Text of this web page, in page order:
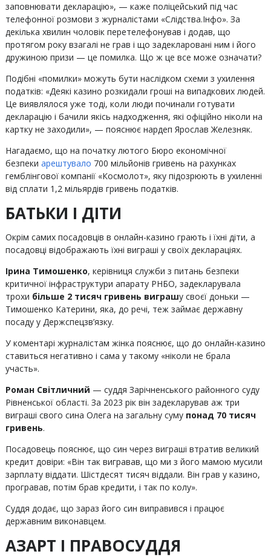
заповнювати декларацію», — каже поліцейський під час
телефонної розмови з журналістами «Слідства.Інфо». За
декілька хвилин чоловік перетелефонував і додав, що
протягом року взагалі не грав і що задекларовані ним і його
дружиною призи — це помилка. Що ж це все може означати?
Подібні «помилки» можуть бути наслідком схеми з ухилення
податків: «Деякі казино розкидали гроші на випадкових людей.
Це виявлялося уже тоді, коли люди починали готувати
декларацію і бачили якісь надходження, які офіційно ніколи на
картку не заходили», — пояснює нардеп Ярослав Железняк.
Нагадаємо, що на початку лютого Бюро економічної
безпеки арештувало 700 мільйонів гривень на рахунках
гемблінгової компанії «Космолот», яку підозрюють в ухиленні
від сплати 1,2 мільярдів гривень податків.
БАТЬКИ І ДІТИ
Окрім самих посадовців в онлайн-казино грають і їхні діти, а
посадовці відображають їхні виграші у своїх деклараціях.
Ірина Тимошенко, керівниця служби з питань безпеки
критичної інфраструктури апарату РНБО, задекларувала
трохи більше 2 тисяч гривень виграшу своєї доньки —
Тимошенко Катерини, яка, до речі, теж займає державну
посаду у Держспецзв’язку.
У коментарі журналістам жінка пояснює, що до онлайн-казино
ставиться негативно і сама у такому «ніколи не брала
участь».
Роман Світличний — суддя Зарічненського районного суду
Рівненської області. За 2023 рік він задекларував аж три
виграші свого сина Олега на загальну суму понад 70 тисяч
гривень.
Посадовець пояснює, що син через виграші втратив великий
кредит довіри: «Він так вигравав, що ми з його мамою мусили
зарплату віддати. Шістдесят тисяч віддали. Він грав у казино,
програвав, потім брав кредити, і так по колу».
Суддя додає, що зараз його син виправився і працює
державним виконавцем.
АЗАРТ І ПРАВОСУДДЯ